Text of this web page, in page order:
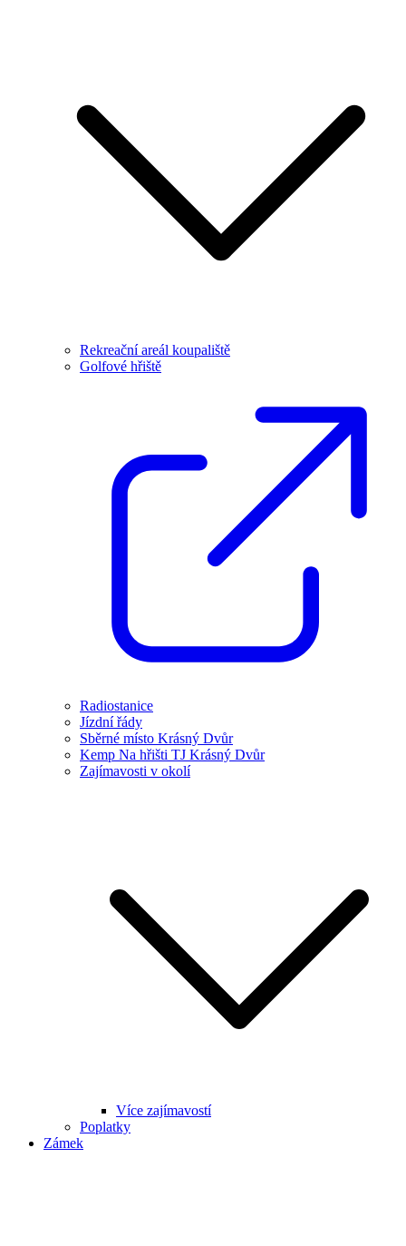
Rekreační areál koupaliště
Golfové hřiště
Radiostanice
Jízdní řády
Sběrné místo Krásný Dvůr
Kemp Na hřišti TJ Krásný Dvůr
Zajímavosti v okolí
Více zajímavostí
Poplatky
Zámek